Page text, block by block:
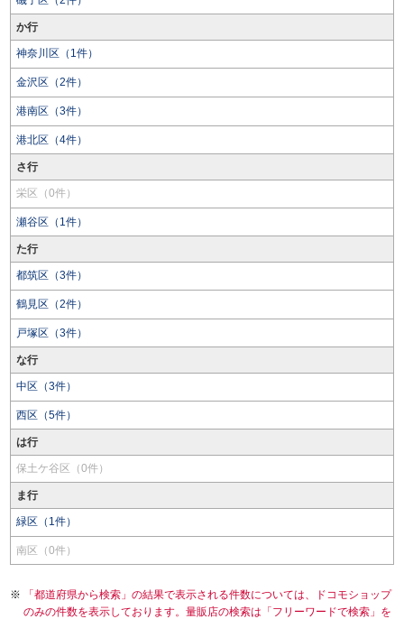
か行
神奈川区（1件）
金沢区（2件）
港南区（3件）
港北区（4件）
さ行
栄区（0件）
瀬谷区（1件）
た行
都筑区（3件）
鶴見区（2件）
戸塚区（3件）
な行
中区（3件）
西区（5件）
は行
保土ケ谷区（0件）
ま行
緑区（1件）
南区（0件）
「都道府県から検索」の結果で表示される件数については、ドコモショップ
のみの件数を表示しております。量販店の検索は「フリーワードで検索」を